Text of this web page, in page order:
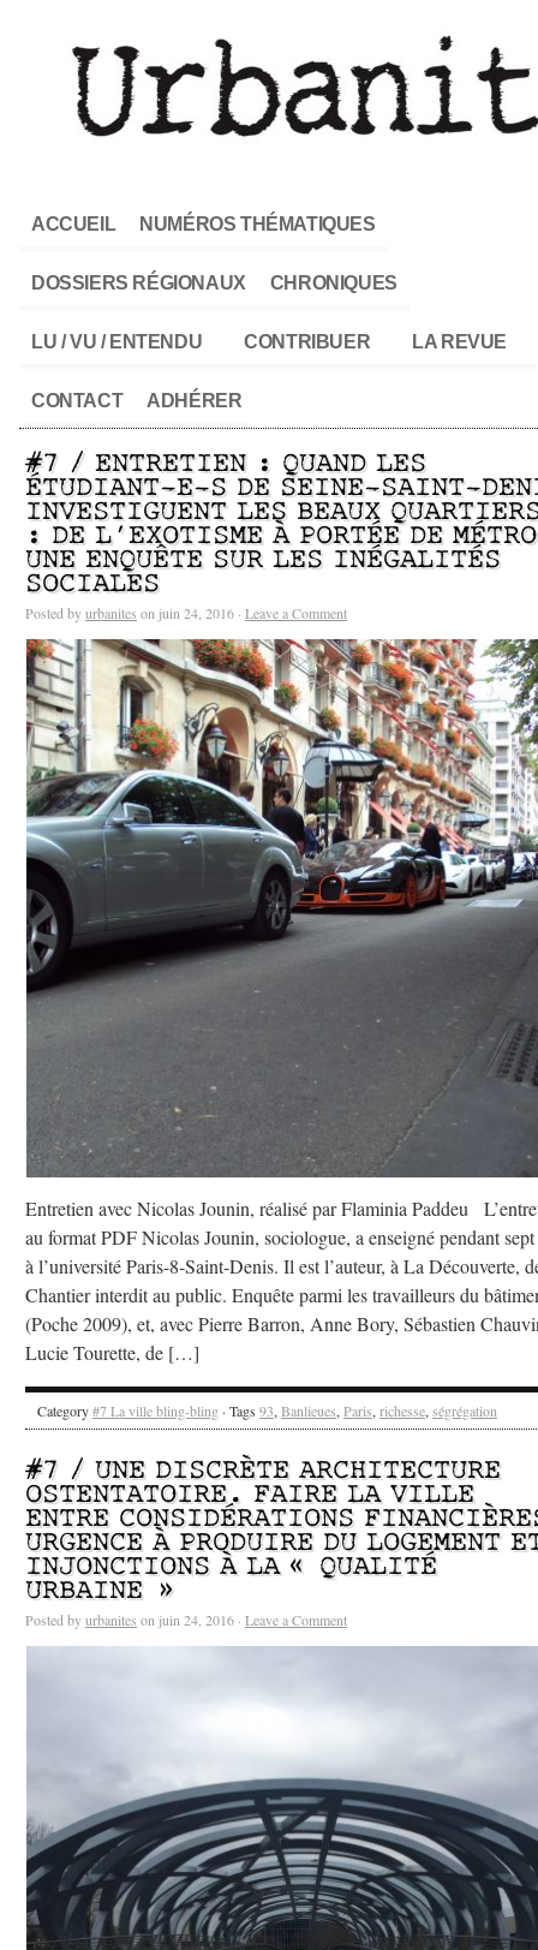
ACCUEIL NUMÉROS THÉMATIQUES
DOSSIERS RÉGIONAUX CHRONIQUES
LU / VU / ENTENDU CONTRIBUER LA REVUE
CONTACT ADHÉRER
#7 / ENTRETIEN : QUAND LES
ÉTUDIANT-E-S DE SEINE-SAINT-
INVESTIGUENT LES BEAUX
: DE L’EXOTISME À PORTÉE DE
UNE ENQUÊTE SUR LES INÉGALITÉS
SOCIALES
Posted byurbanites on juin 24, 2016 · Leave a Comment
Entretien avec Nicolas Jounin, réalisé par Flaminia Paddeu
au format PDF Nicolas Jounin, sociologue, a enseigné pendant sept
à l’université Paris-8-Saint-Denis. Il est l’auteur, à La Découverte,
Chantier interdit au public. Enquête parmi les travailleurs du
(Poche 2009), et, avec Pierre Barron, Anne Bory, Sébastien
Lucie Tourette, de […]
Category#7 La ville bling-bling · Tags 93, Banlieues, Paris, richesse, ségrégation
#7 / UNE DISCRÈTE ARCHITECTURE
OSTENTATOIRE. FAIRE LA VILLE
ENTRE CONSIDÉRATIONS
URGENCE À PRODUIRE DU LOGEMENT
INJONCTIONS À LA « QUALITÉ
URBAINE »
Posted byurbanites on juin 24, 2016 · Leave a Comment